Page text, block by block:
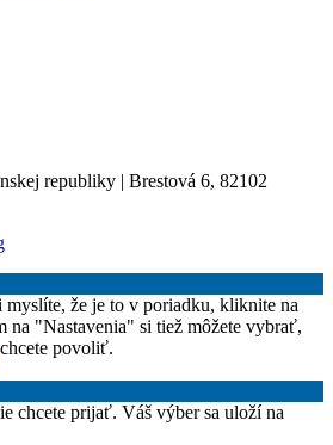
republiky | Brestová 6, 82102
myslíte, že je to v poriadku, kliknite na
"Nastavenia" si tiež môžete vybrať,
povoliť.
chcete prijať. Váš výber sa uloží na